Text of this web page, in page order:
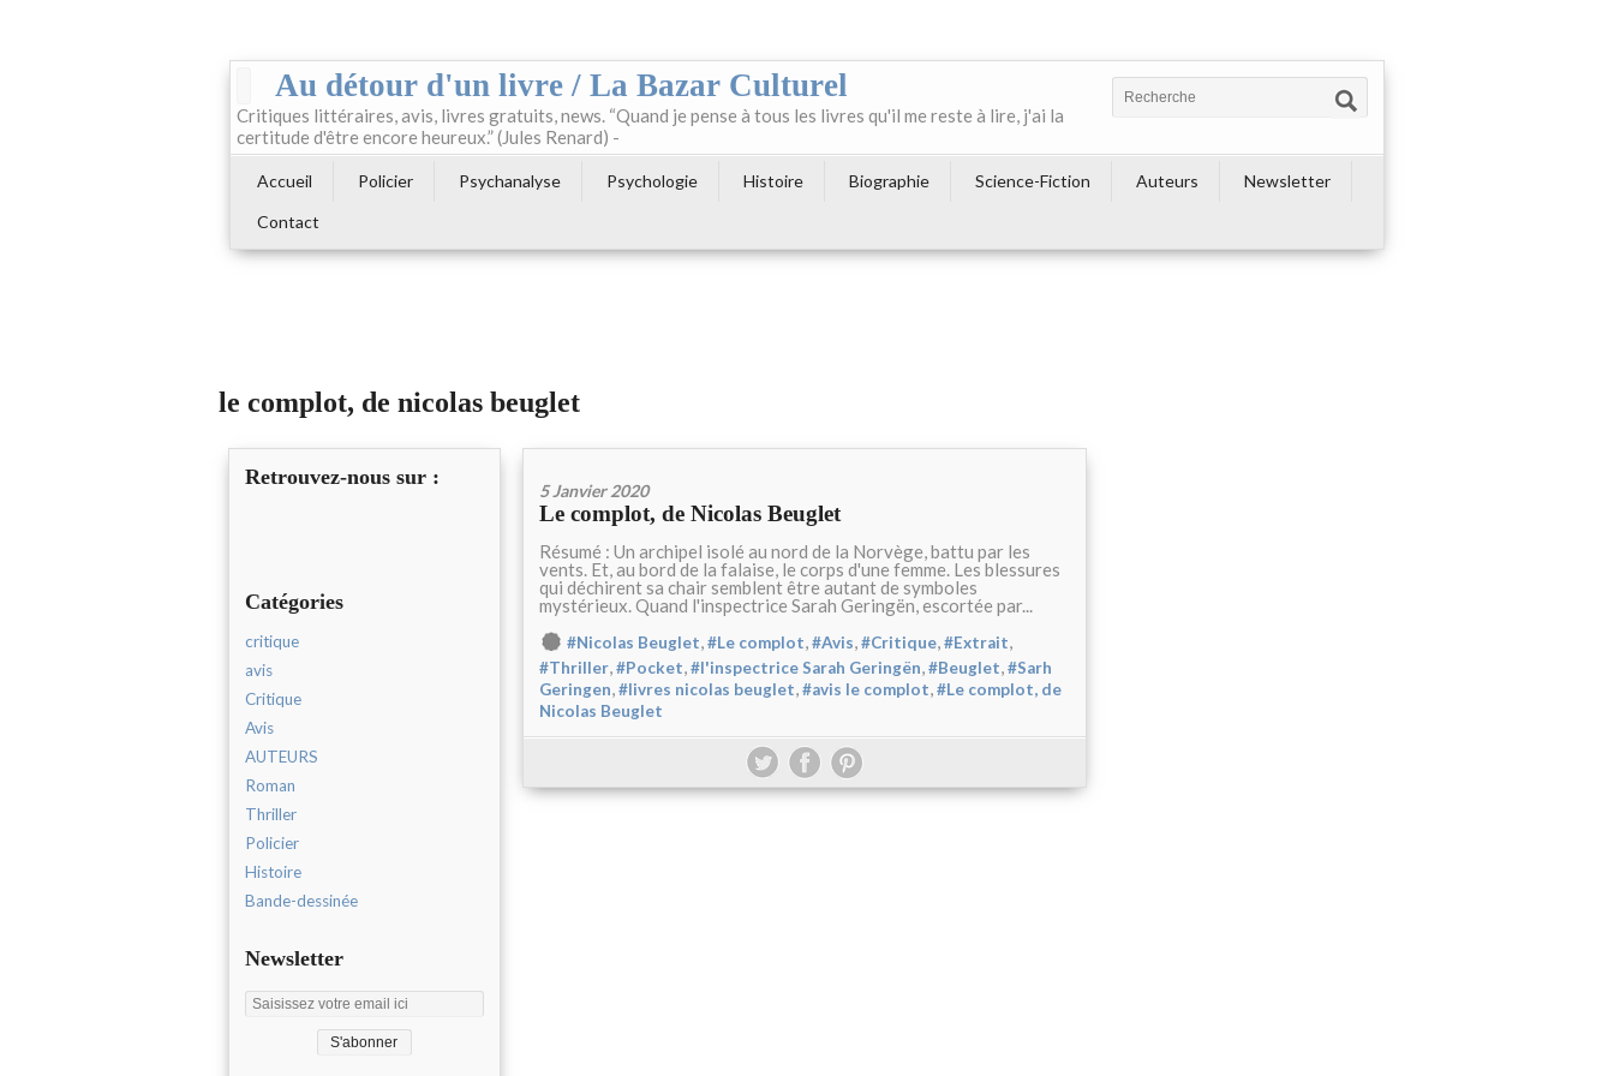
Au détour d'un livre / La Bazar Culturel
Critiques littéraires, avis, livres gratuits, news. “Quand je pense à tous les livres qu'il me reste à lire, j'ai la
certitude d'être encore heureux.” (Jules Renard) -
Accueil Policier Psychanalyse Psychologie Histoire Biographie Science-Fiction Auteurs
Newsletter
Contact
le complot, de nicolas beuglet
Retrouvez-nous sur :
Catégories
critique
avis
Critique
Avis
AUTEURS
Roman
Thriller
Policier
Histoire
Bande-dessinée
Newsletter
5 Janvier 2020
Le complot, de Nicolas Beuglet
Résumé : Un archipel isolé au nord de la Norvège, battu par les
vents. Et, au bord de la falaise, le corps d'une femme. Les blessures
qui déchirent sa chair semblent être autant de symboles
mystérieux. Quand l'inspectrice Sarah Geringën, escortée par...
#Nicolas Beuglet,#Le complot,#Avis,#Critique,#Extrait,
#Thriller,#Pocket,#l'inspectrice Sarah Geringën,#Beuglet,#Sarh
Geringen,#livres nicolas beuglet,#avis le complot,#Le complot, de
Nicolas Beuglet